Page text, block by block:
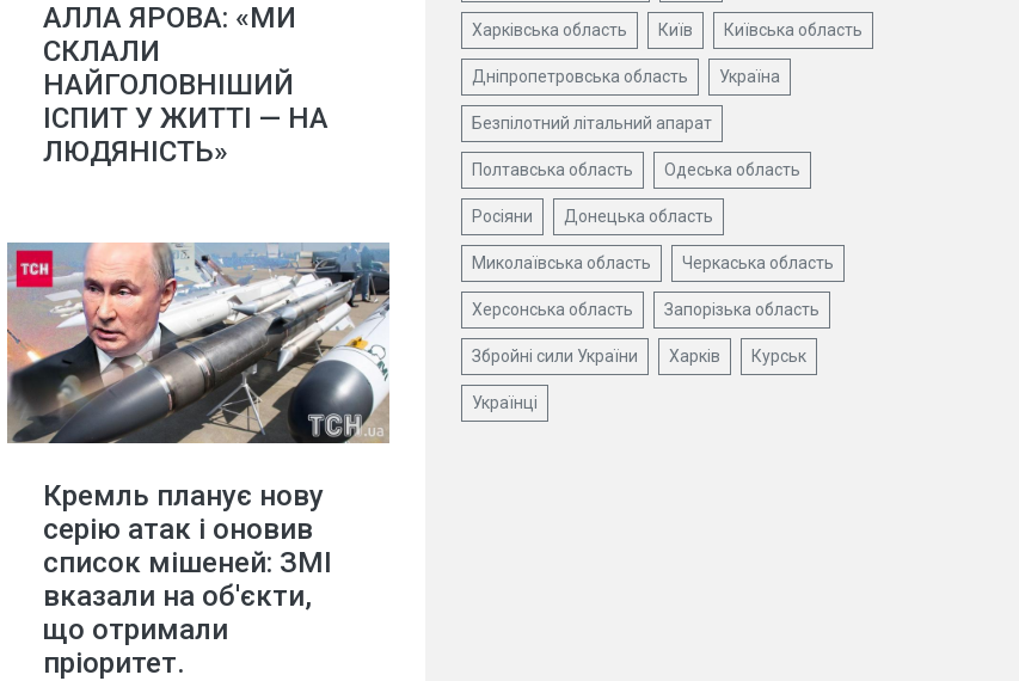
АЛЛА ЯРОВА: «МИ
СКЛАЛИ
НАЙГОЛОВНІШИЙ
ІСПИТ У ЖИТТІ — НА
ЛЮДЯНІСТЬ»
Кремль планує нову
серію атак і оновив
список мішеней: ЗМІ
вказали на об'єкти,
що отримали
пріоритет.
Харківська область Київ Київська область
Дніпропетровська область Україна
Безпілотний літальний апарат
Полтавська область Одеська область
Росіяни Донецька область
Миколаївська область Черкаська область
Херсонська область Запорізька область
Збройні сили України Харків Курськ
Українці